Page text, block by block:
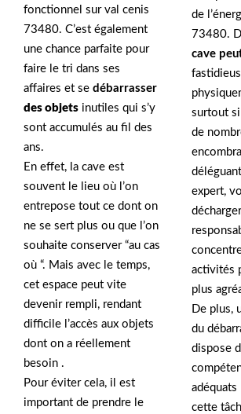
fonctionnel sur val cenis
73480. C’est également
une chance parfaite pour
faire le tri dans ses
affaires et se débarrasser
des objets inutiles qui s’y
sont accumulés au fil des
ans.
En effet, la cave est
souvent le lieu où l’on
entrepose tout ce dont on
ne se sert plus ou que l’on
souhaite conserver “au cas
où “. Mais avec le temps,
cet espace peut vite
devenir rempli, rendant
difficile l’accès aux objets
dont on a réellement
besoin .
Pour éviter cela, il est
important de prendre le
de
73480.
cave
surtout
de
expert,
activités
plus
De plus,
du
dispose
cette